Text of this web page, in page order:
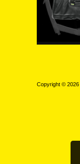
Copyright © 2026